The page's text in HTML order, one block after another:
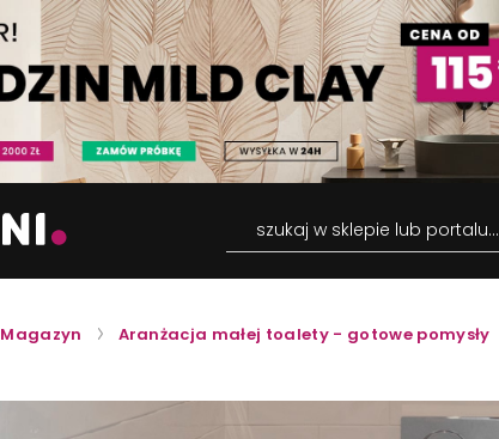
szukaj w sklepie lub portalu...
Magazyn Aranżacja małej toalety - gotowe pomysły